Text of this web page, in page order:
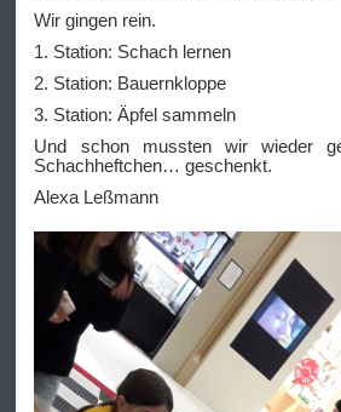
Wir gingen rein.
1. Station: Schach lernen
2. Station: Bauernkloppe
3. Station: Äpfel sammeln
Und schon mussten wir wieder
Schachheftchen… geschenkt.
Alexa Leßmann